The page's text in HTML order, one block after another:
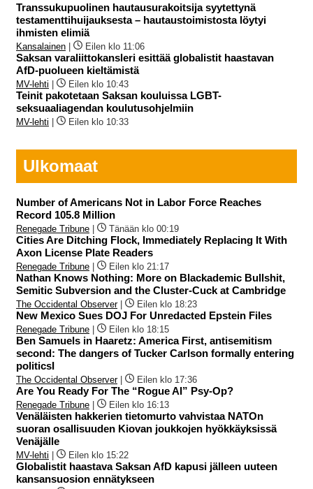
Transsukupuolinen hautausurakoitsija syytettynä
testamenttihuijauksesta – hautaustoimistosta löytyi
ihmisten elimiä
Kansalainen | Eilen klo 11:06
Saksan varaliittokansleri esittää globalistit haastavan
AfD-puolueen kieltämistä
MV-lehti | Eilen klo 10:43
Teinit pakotetaan Saksan kouluissa LGBT-
seksuaaliagendan koulutusohjelmiin
MV-lehti | Eilen klo 10:33
Ulkomaat
Number of Americans Not in Labor Force Reaches
Record 105.8 Million
Renegade Tribune Tänään klo 00:19
Cities Are Ditching Flock, Immediately Replacing It With
Axon License Plate Readers
Renegade Tribune Eilen klo 21:17
Nathan Knows Nothing: More on Blackademic Bullshit,
Semitic Subversion and the Cluster-Cuck at Cambridge
The Occidental Observer| Eilen klo 18:23
New Mexico Sues DOJ For Unredacted Epstein Files
Renegade Tribune Eilen klo 18:15
Ben Samuels in Haaretz: America First, antisemitism
second: The dangers of Tucker Carlson formally entering
politicsI
The Occidental Observer| Eilen klo 17:36
Are You Ready For The “Rogue AI” Psy-Op?
Renegade Tribune Eilen klo 16:13
Venäläisten hakkerien tietomurto vahvistaa NATOn
suoran osallisuuden Kiovan joukkojen hyökkäyksissä
Venäjälle
MV-lehti Eilen klo 15:22
Globalistit haastava Saksan AfD kapusi jälleen uuteen
kansansuosion ennätykseen